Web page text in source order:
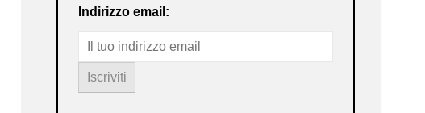
Indirizzo email: